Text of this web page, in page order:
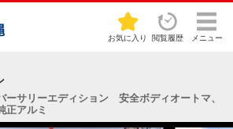
お気に入り 閲覧履歴 メニュー
ーサリーエディション 安全ボディオートマ、
正アルミ